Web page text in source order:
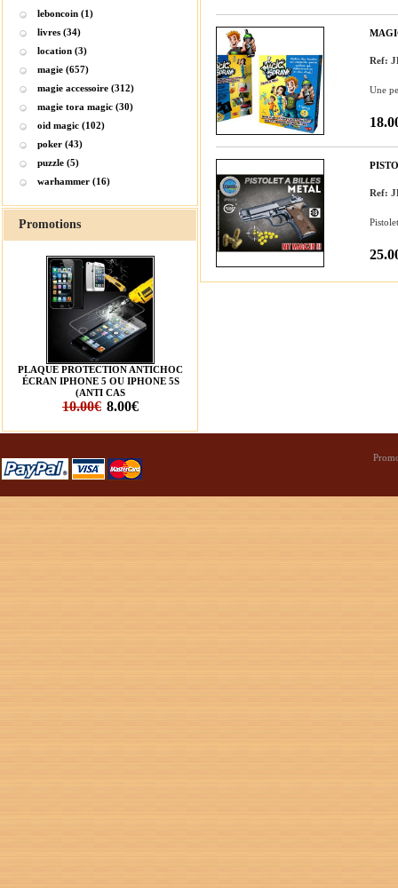
leboncoin (1)
livres (34)
location (3)
magie (657)
magie accessoire (312)
magie tora magic (30)
oid magic (102)
poker (43)
puzzle (5)
warhammer (16)
Promotions
PLAQUE PROTECTION ANTICHOC
ÉCRAN IPHONE 5 OU IPHONE 5S
(ANTI CAS
10.00€ 8.00€
Ref:
Une
Ref: